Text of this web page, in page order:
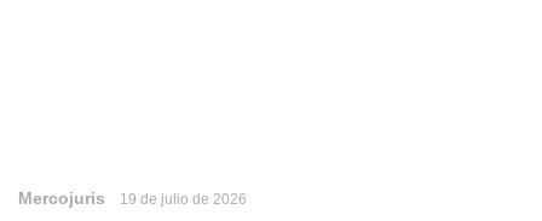
Mercojuris 19 de julio de 2026